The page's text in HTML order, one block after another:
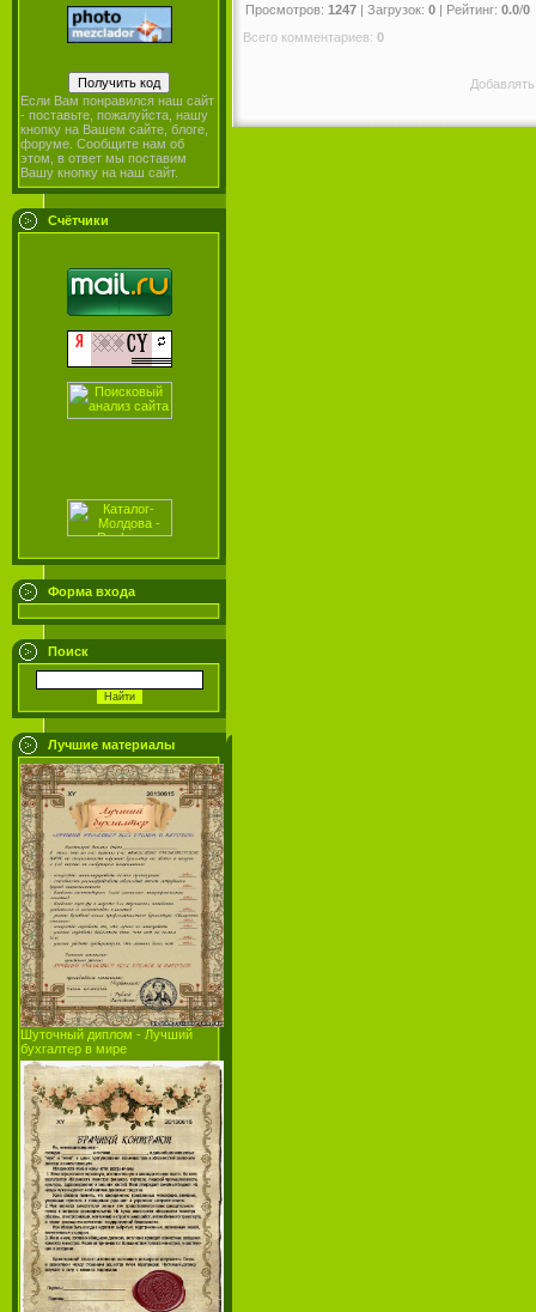
Если Вам понравился наш сайт
- поставьте, пожалуйста, нашу
кнопку на Вашем сайте, блоге,
форуме. Сообщите нам об
этом, в ответ мы поставим
Вашу кнопку на наш сайт.
Счётчики
Форма входа
Поиск
Лучшие материалы
Шуточный диплом - Лучший
бухгалтер в мире
Просмотров: 1247 | Загрузок: 0 | Рейтинг: 0.0/0
Всего комментариев: 0